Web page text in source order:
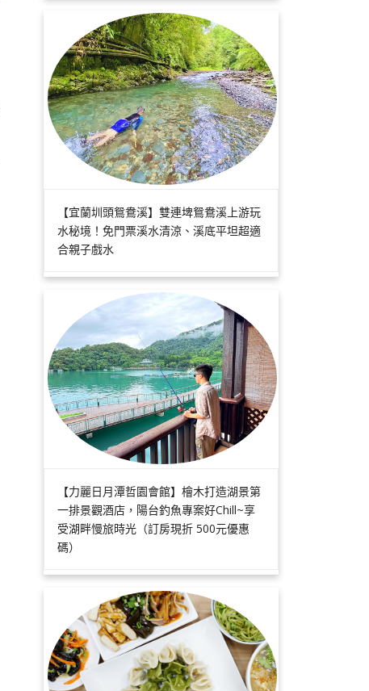
【宜蘭圳頭鴛鴦溪】雙連埤鴛鴦溪上游玩
水秘境！免門票溪水清涼、溪底平坦超適
合親子戲水
【力麗日月潭哲園會館】檜木打造湖景第
一排景觀酒店，陽台釣魚專案好Chill~享
受湖畔慢旅時光（訂房現折 500元優惠
碼）